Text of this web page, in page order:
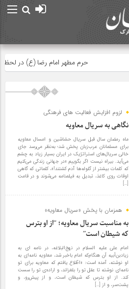
حرم مطهر امام رضا (ع) در لحظه
لزوم افزایش فعالیت های فرهنگی
نگاهی به سریال معاویه
ماه رمضان سال قبل سریال حشاشین و امسال معاویه
برای مسلمانان عرب‌زبان پخش شد؛ به‌نظر می‌رسد جای
خالی سریال‌های استراتژیک در ایران بسیار زیاد به چشم
می‌آید. بیراه نیست اگر بگوییم «در جهانی زندگی می‌کنیم
که کلمات بیشتر از گلوله‌ها آدم کشتند!»، کلماتی که گاهی
اوقات روی کاغذ، تبدیل به فیلمنامه می‌شوند و در قامت
[…]
همزمان با پخش «سریال معاویه»
به مناسبت سریال معاویه‌؛ “از او بترس
که شیطان است”
امام علی علیه السلام در نهج‌البلاغه، در نامه ای به
زیادبن‌أبیه آن هنگام‌که امام باخبر شد، معاویه نامه‌ای به
او نوشته، آمده است: «اطّلاع یافتم که معاویه برای تو
نامه‌ای نوشته تا عقل تو را بلغزاند، و اراده‌ی تو را سست
کند. از او بترس که شیطان است، و از پیش‌رو، و
پشت‌سر، و از […]